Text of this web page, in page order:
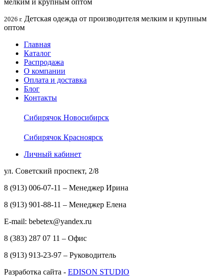
мелким и крупным оптом
2026 г. Детская одежда от производителя мелким и крупным
оптом
Главная
Каталог
Распродажа
О компании
Оплата и доставка
Блог
Контакты
Сибирячок Новосибирск
Сибирячок Красноярск
Личный кабинет
ул. Советский проспект, 2/8
8 (913) 006-07-11 – Менеджер Ирина
8 (913) 901-88-11 – Менеджер Елена
E-mail: bebetex@yandex.ru
8 (383) 287 07 11 – Офис
8 (913) 913-23-97 – Руководитель
Разработка сайта - EDISON STUDIO